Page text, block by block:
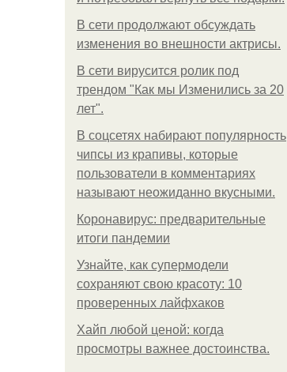
В сети продолжают обсуждать
изменения во внешности актрисы.
В сети вирусится ролик под
трендом "Как мы Изменились за 20
лет".
В соцсетях набирают популярность
чипсы из крапивы, которые
пользователи в комментариях
называют неожиданно вкусными.
Коронавирус: предварительные
итоги пандемии
Узнайте, как супермодели
сохраняют свою красоту: 10
проверенных лайфхаков
Хайп любой ценой: когда
просмотры важнее достоинства.